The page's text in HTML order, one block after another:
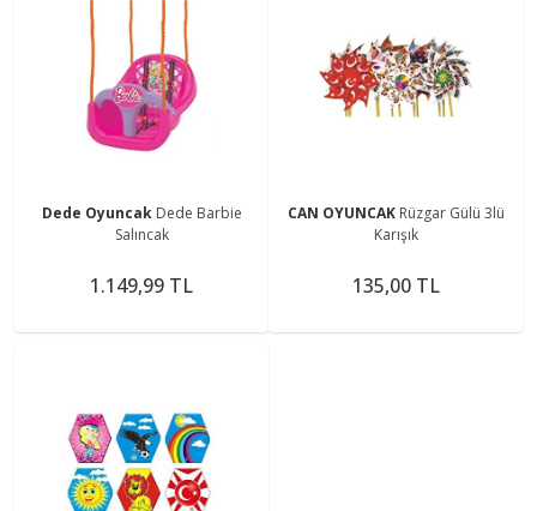
Dede Oyuncak Dede Barbie
Salıncak
1.149,99 TL
CAN OYUNCAK Rüzgar Gülü 3lü
Karışık
135,00 TL